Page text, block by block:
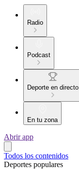
Radio
Podcast
Deporte en directo
En tu zona
Abrir app
Todos los contenidos
Deportes populares